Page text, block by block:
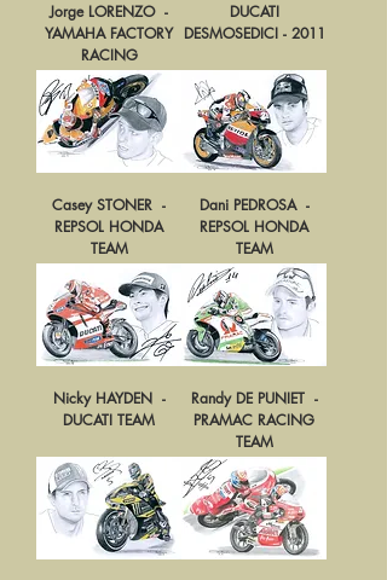
MOTO GP
Jorge LORENZO -
YAMAHA FACTORY
RACING
DUCATI
DESMOSEDICI - 2011
Casey STONER -
REPSOL HONDA
TEAM
Dani PEDROSA -
REPSOL HONDA
TEAM
Nicky HAYDEN -
DUCATI TEAM
Randy DE PUNIET -
PRAMAC RACING
TEAM